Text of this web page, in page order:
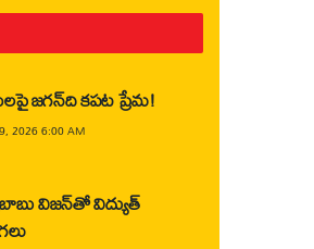
జగన్‌ది కపట ప్రేమ!
2026 6:00 AM
విజన్‌తో విద్యుత్